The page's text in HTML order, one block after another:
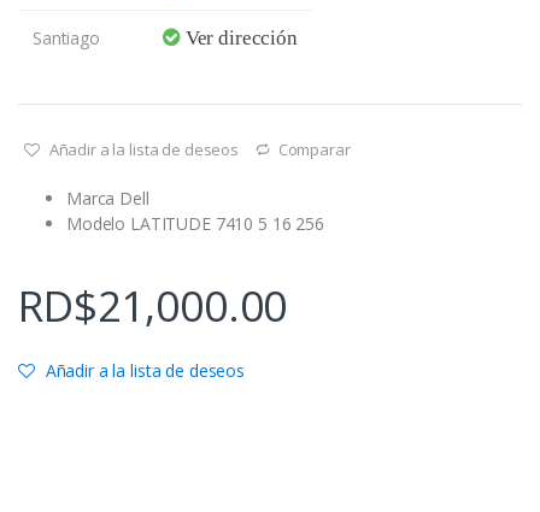
Santiago Ver dirección
Añadir a la lista de deseos Comparar
Marca Dell
Modelo LATITUDE 7410 5 16 256
RD$21,000.00
Añadir a la lista de deseos